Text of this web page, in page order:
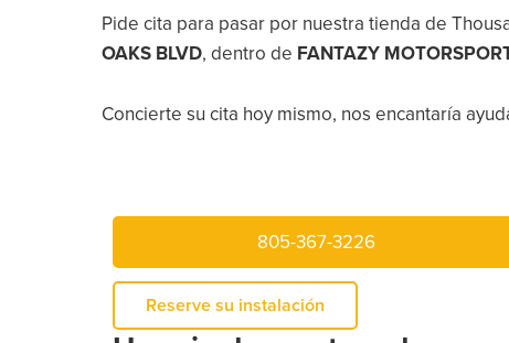
Pide cita para pasar por nuestra tienda de
OAKS BLVD, dentro de FANTAZY
Concierte su cita hoy mismo, nos encantaría
805-367-3226
Reserve su instalación